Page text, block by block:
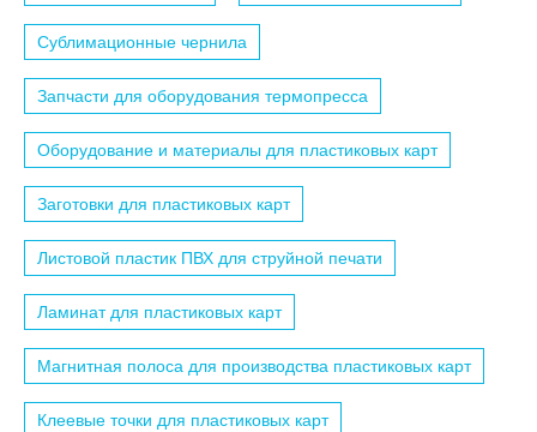
Сублимационные чернила
Запчасти для оборудования термопресса
Оборудование и материалы для пластиковых карт
Заготовки для пластиковых карт
Листовой пластик ПВХ для струйной печати
Ламинат для пластиковых карт
Магнитная полоса для производства пластиковых карт
Клеевые точки для пластиковых карт